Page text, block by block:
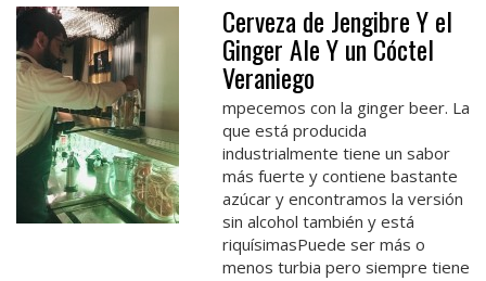
Cerveza de Jengibre Y el
Ginger Ale Y un Cóctel
Veraniego
mpecemos con la ginger beer. La
que está producida
industrialmente tiene un sabor
más fuerte y contiene bastante
azúcar y encontramos la versión
sin alcohol también y está
riquísimasPuede ser más o
menos turbia pero siempre tiene